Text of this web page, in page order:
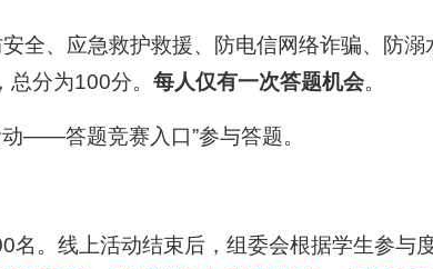
全、应急救护救援、防电信网络诈骗、防溺
分为100分。 每人仅有一次答题机会。
——答题竞赛入口”参与答题。
名。线上活动结束后，组委会根据学生参与